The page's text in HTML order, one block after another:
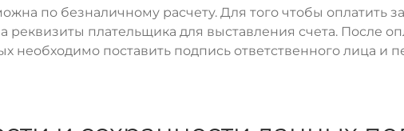
по безналичному расчету. Для того чтобы оплатить
плательщика для выставления счета. После
необходимо поставить подпись ответственного лица и